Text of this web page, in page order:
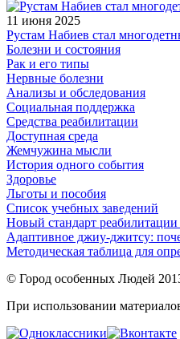
11 июня 2025
Рустам Набиев стал
Болезни и состояния
Рак и его типы
Нервные болезни
Анализы и обследования
Социальная поддержка
Средства реабилитации
Доступная среда
Жемчужина мысли
История одного события
Здоровье
Льготы и пособия
Список учебных заведений
Новый стандарт
Адаптивное джиу-джитсу:
Методическая таблица для
© Город особенных Людей
При использовании